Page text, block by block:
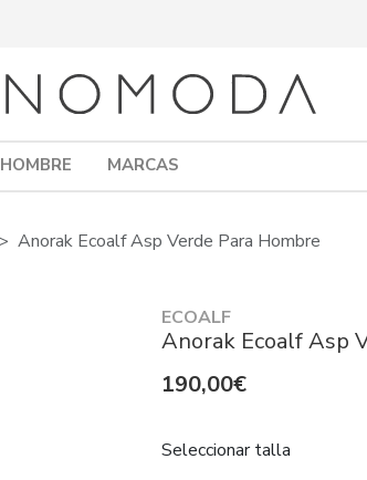
HOMBRE MARCAS
Anorak Ecoalf Asp Verde Para Hombre
ECOALF
Anorak Ecoalf Asp
190,00€
Seleccionar talla